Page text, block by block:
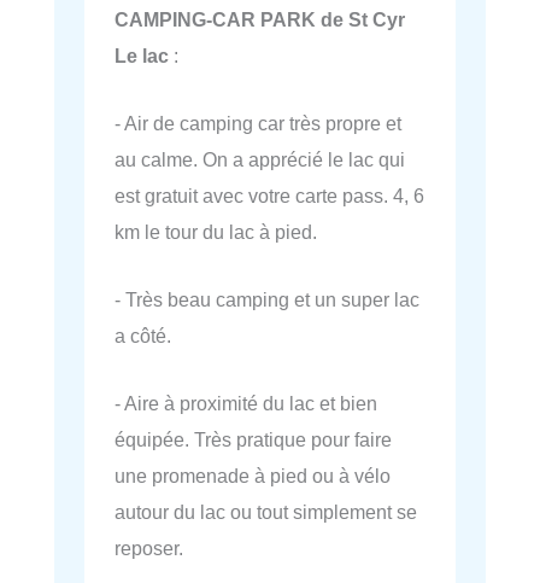
CAMPING-CAR PARK de St Cyr
Le lac :
- Air de camping car très propre et
au calme. On a apprécié le lac qui
est gratuit avec votre carte pass. 4, 6
km le tour du lac à pied.
- Très beau camping et un super lac
a côté.
- Aire à proximité du lac et bien
équipée. Très pratique pour faire
une promenade à pied ou à vélo
autour du lac ou tout simplement se
reposer.